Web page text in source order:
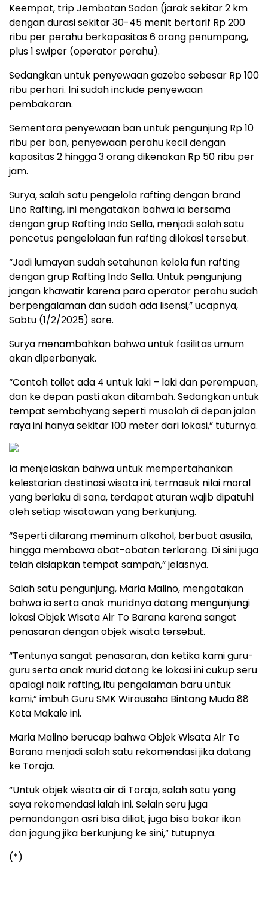
Keempat, trip Jembatan Sadan (jarak sekitar 2 km
dengan durasi sekitar 30-45 menit bertarif Rp 200
ribu per perahu berkapasitas 6 orang penumpang,
plus 1 swiper (operator perahu).
Sedangkan untuk penyewaan gazebo sebesar Rp 100
ribu perhari. Ini sudah include penyewaan
pembakaran.
Sementara penyewaan ban untuk pengunjung Rp 10
ribu per ban, penyewaan perahu kecil dengan
kapasitas 2 hingga 3 orang dikenakan Rp 50 ribu per
jam.
Surya, salah satu pengelola rafting dengan brand
Lino Rafting, ini mengatakan bahwa ia bersama
dengan grup Rafting Indo Sella, menjadi salah satu
pencetus pengelolaan fun rafting dilokasi tersebut.
“Jadi lumayan sudah setahunan kelola fun rafting
dengan grup Rafting Indo Sella. Untuk pengunjung
jangan khawatir karena para operator perahu sudah
berpengalaman dan sudah ada lisensi,” ucapnya,
Sabtu (1/2/2025) sore.
Surya menambahkan bahwa untuk fasilitas umum
akan diperbanyak.
“Contoh toilet ada 4 untuk laki – laki dan perempuan,
dan ke depan pasti akan ditambah. Sedangkan untuk
tempat sembahyang seperti musolah di depan jalan
raya ini hanya sekitar 100 meter dari lokasi,” tuturnya.
Ia menjelaskan bahwa untuk mempertahankan
kelestarian destinasi wisata ini, termasuk nilai moral
yang berlaku di sana, terdapat aturan wajib dipatuhi
oleh setiap wisatawan yang berkunjung.
“Seperti dilarang meminum alkohol, berbuat asusila,
hingga membawa obat-obatan terlarang. Di sini juga
telah disiapkan tempat sampah,” jelasnya.
Salah satu pengunjung, Maria Malino, mengatakan
bahwa ia serta anak muridnya datang mengunjungi
lokasi Objek Wisata Air To Barana karena sangat
penasaran dengan objek wisata tersebut.
“Tentunya sangat penasaran, dan ketika kami guru-
guru serta anak murid datang ke lokasi ini cukup seru
apalagi naik rafting, itu pengalaman baru untuk
kami,” imbuh Guru SMK Wirausaha Bintang Muda 88
Kota Makale ini.
Maria Malino berucap bahwa Objek Wisata Air To
Barana menjadi salah satu rekomendasi jika datang
ke Toraja.
“Untuk objek wisata air di Toraja, salah satu yang
saya rekomendasi ialah ini. Selain seru juga
pemandangan asri bisa diliat, juga bisa bakar ikan
dan jagung jika berkunjung ke sini,” tutupnya.
(*)